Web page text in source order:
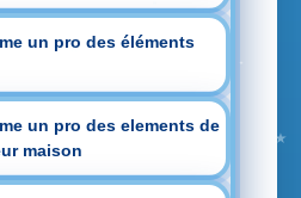
un pro des éléments
un pro des elements de
maison